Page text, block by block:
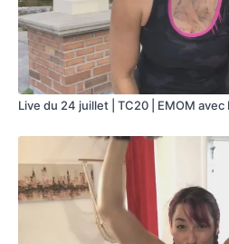
Live du 24 juillet | TC20 | EMOM avec